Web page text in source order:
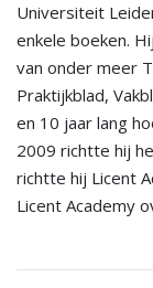
Universiteit
enkele boeken.
van onder meer
Praktijkblad,
en 10 jaar lang
2009 richtte hij
richtte hij Licent
Licent Academy